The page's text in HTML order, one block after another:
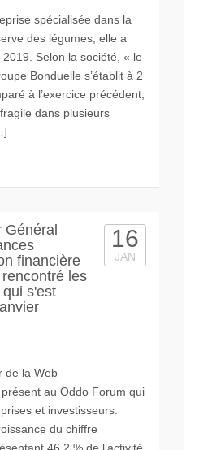
spécialisée dans la
des légumes, elle a
Selon la société, « le
Bonduelle s’établit à 2
à l’exercice précédent,
dans plusieurs
financière
les
s'est
16
JAN
de la Web
au Oddo Forum qui
et investisseurs.
du chiffre